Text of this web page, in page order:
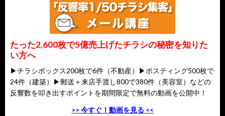
たった2,600枚で5億売上げたチラシの秘密を知りた
い方へ
▶チラシボックス200枚で6件（不動産）▶ポスティング500枚で
24件（建築）▶郵送＋来店手渡し800で380件（美容室）などの
反響数を叩き出すポイントを期間限定で無料の動画を公開中！
>> 今すぐ！動画を見る <<